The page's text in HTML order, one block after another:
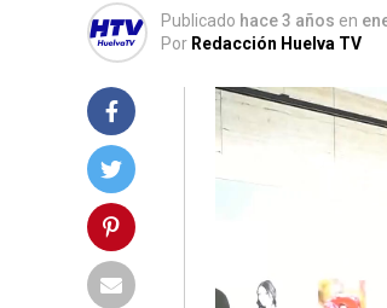
Publicado hace 3 años en
Por Redacción Huelva TV